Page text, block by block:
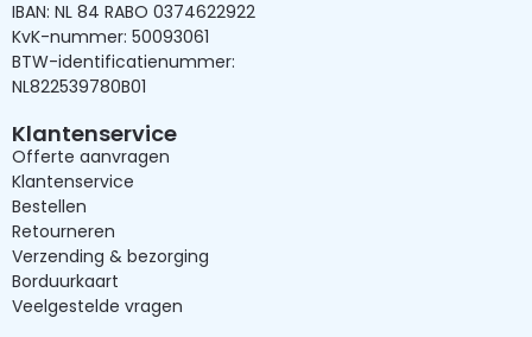
IBAN: NL 84 RABO 0374622922
KvK-nummer: 50093061
BTW-identificatienummer:
NL822539780B01
Klantenservice
Offerte aanvragen
Klantenservice
Bestellen
Retourneren
Verzending & bezorging
Borduurkaart
Veelgestelde vragen